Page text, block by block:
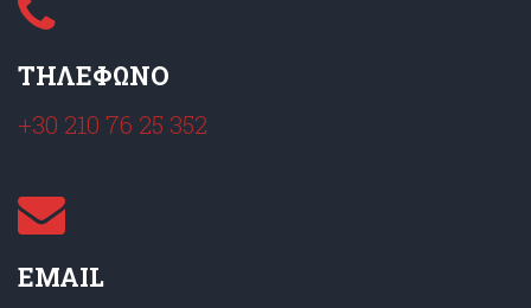
ΤΗΛΕΦΩΝΟ
+30 210 76 25 352
EMAIL